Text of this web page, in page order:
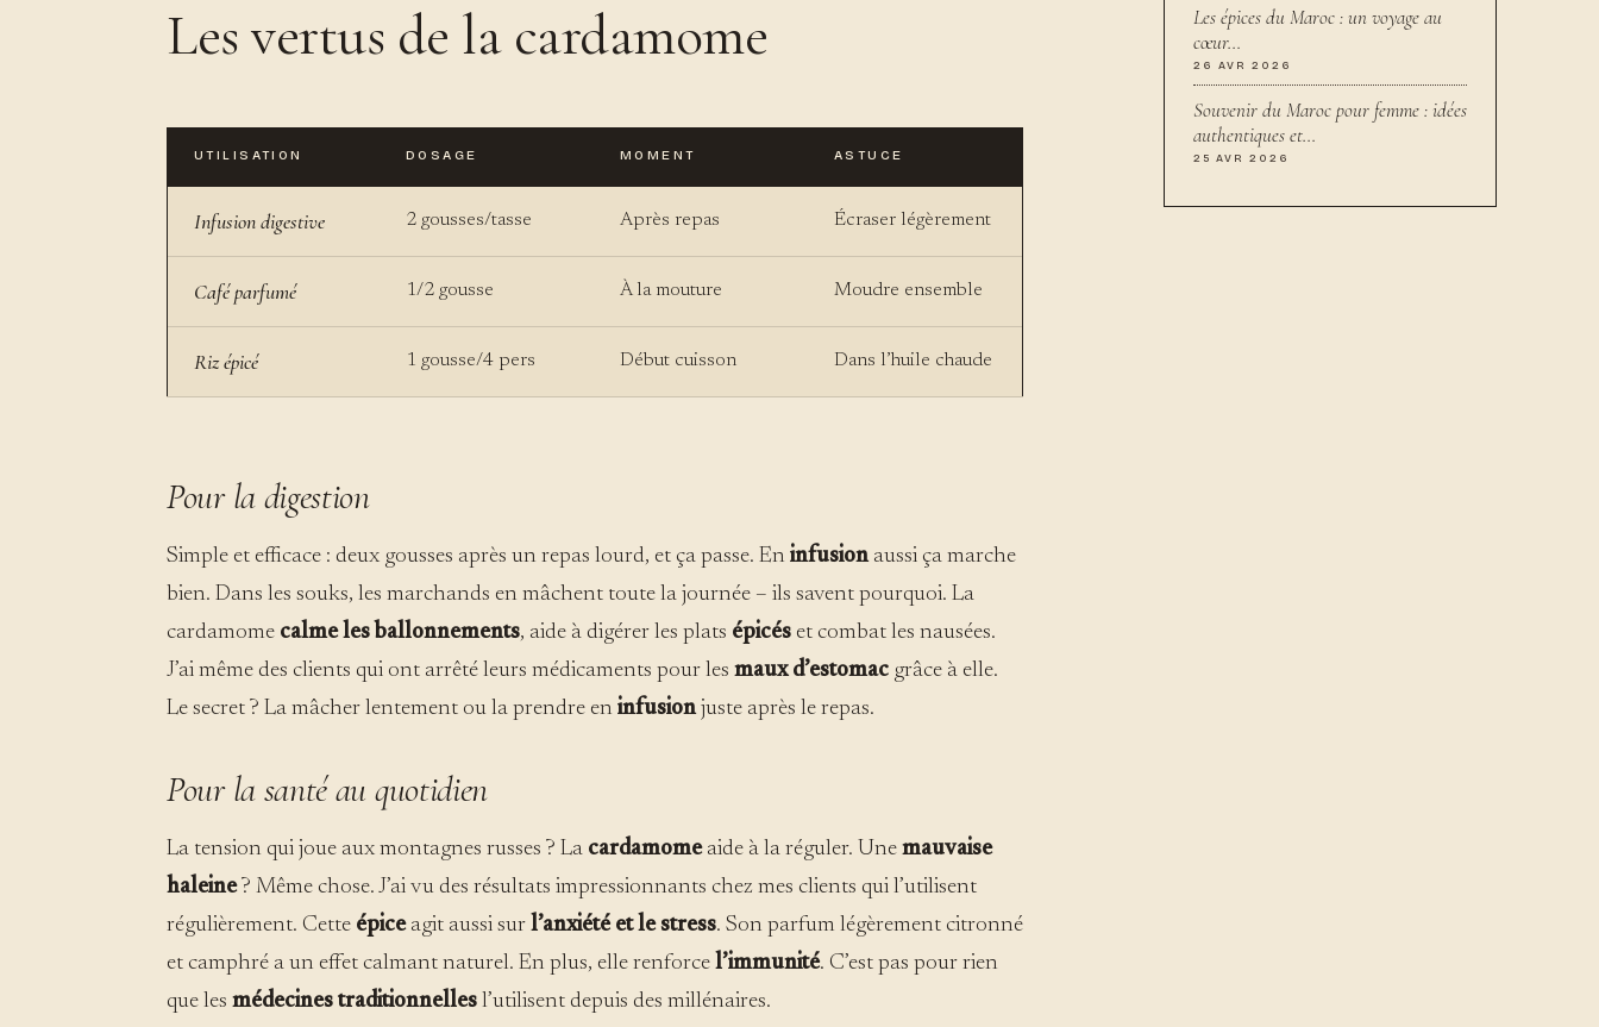
Les vertus de la cardamome
UTILISATION DOSAGE MOMENT ASTUCE
Infusion digestive 2 gousses/tasse Après repas Écraser légèrement
Café parfumé 1/2 gousse À la mouture Moudre ensemble
Riz épicé 1 gousse/4 pers Début cuisson Dans l’huile chaude
Pour la digestion
Simple et efficace : deux gousses après un repas lourd, et ça passe. En infusion aussi ça marche
bien. Dans les souks, les marchands en mâchent toute la journée – ils savent pourquoi. La
cardamome calme les ballonnements, aide à digérer les plats épicés et combat les nausées.
J’ai même des clients qui ont arrêté leurs médicaments pour les maux d’estomac grâce à elle.
Le secret ? La mâcher lentement ou la prendre en infusionjuste après le repas.
Pour la santé au quotidien
La tension qui joue aux montagnes russes ? La cardamome aide à la réguler. Une mauvaise
haleine? Même chose. J’ai vu des résultats impressionnants chez mes clients qui l’utilisent
régulièrement. Cette épice agit aussi sur l’anxiété et le stress. Son parfum légèrement citronné
et camphré a un effet calmant naturel. En plus, elle renforce l’immunité. C’est pas pour rien
que les médecines traditionnelles l’utilisent depuis des millénaires.
Les épices du Maroc : un voyage au
cœur…
26 AVR 2026
Souvenir du Maroc pour femme : idées
authentiques et…
25 AVR 2026